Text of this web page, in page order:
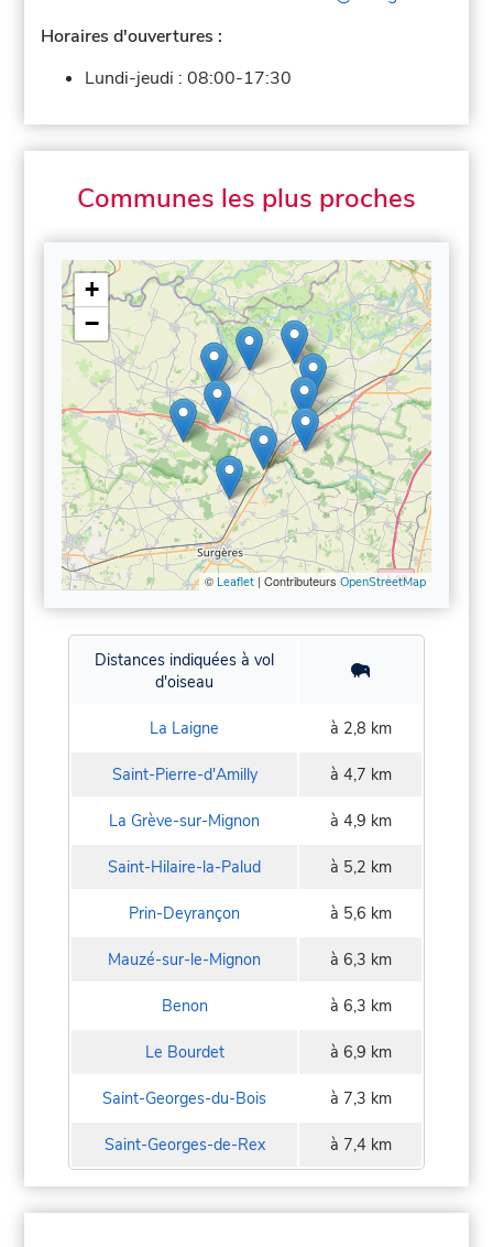
Horaires d'ouvertures :
Lundi-jeudi :08:00-17:30
Communes les plus proches
+
−
© Leaflet| Contributeurs OpenStreetMap
Distances indiquées à vol
d'oiseau
La Laigne à 2,8 km
Saint-Pierre-d'Amilly à 4,7 km
La Grève-sur-Mignon à 4,9 km
Saint-Hilaire-la-Palud à 5,2 km
Prin-Deyrançon à 5,6 km
Mauzé-sur-le-Mignon à 6,3 km
Benon à 6,3 km
Le Bourdet à 6,9 km
Saint-Georges-du-Bois à 7,3 km
Saint-Georges-de-Rex à 7,4 km